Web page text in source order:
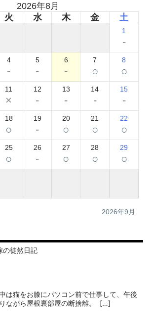
2026年8月
火 水 木 金 土
1
-
4
-
5
-
6
-
7
○
8
○
11
×
12
-
13
-
14
-
15
-
18
○
19
-
20
○
21
○
22
○
25
○
26
-
27
○
28
○
29
○
2026年9月
の徒然日記
は猫をお膝にパソコン前で仕事して、午後
ながら屋根裏部屋の断捨離。⁡ ⁡ […]